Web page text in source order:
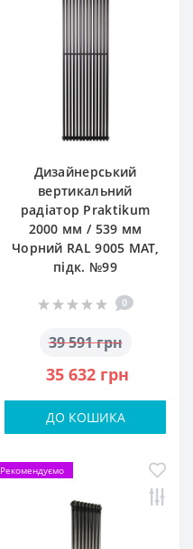
Дизайнерський
вертикальний
радіатор Praktikum
2000 мм / 539 мм
Чорний RAL 9005 MAT,
підк. №99
0
39 591 грн
35 632 грн
ДО КОШИКА
Рекомендуємо